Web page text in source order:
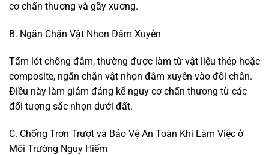
cơ chấn thương và gãy xương.
B. Ngăn Chặn Vật Nhọn Đâm Xuyên
Tấm lót chống đâm, thường được làm từ vật liệu thép hoặc
composite, ngăn chặn vật nhọn đâm xuyên vào đôi chân.
Điều này làm giảm đáng kể nguy cơ chấn thương từ các
đối tượng sắc nhọn dưới đất.
C. Chống Trơn Trượt và Bảo Vệ An Toàn Khi Làm Việc ở
Môi Trường Nguy Hiểm